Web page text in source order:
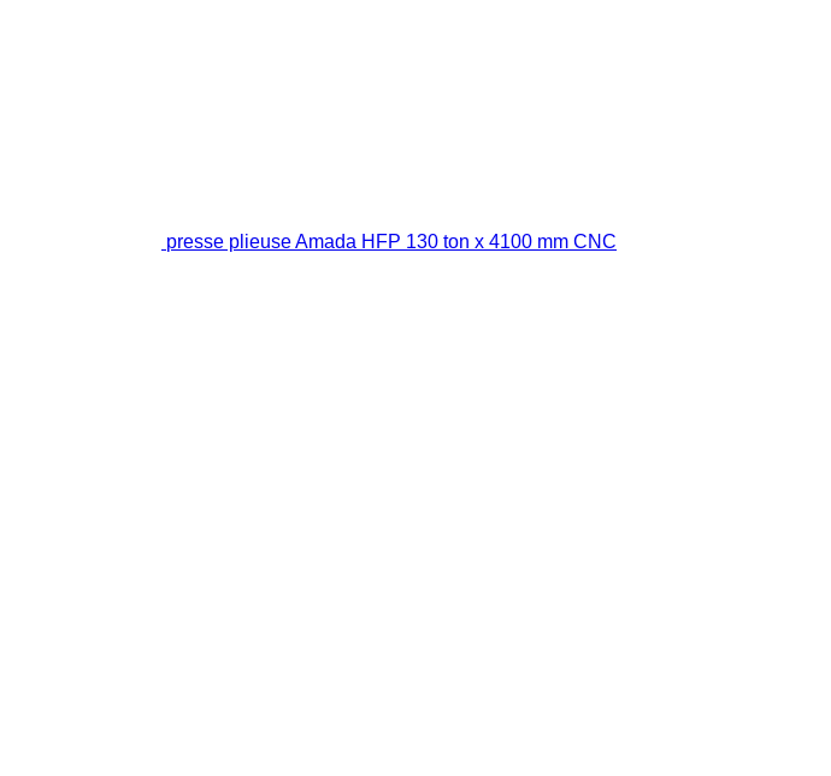
presse plieuse Amada HFP 130 ton x 4100 mm CNC